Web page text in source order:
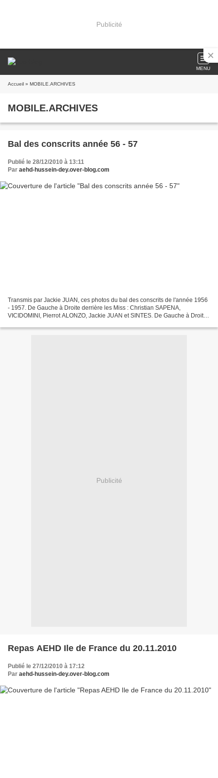
Publicité
MENU
Accueil » MOBILE.ARCHIVES
MOBILE.ARCHIVES
Bal des conscrits année 56 - 57
Publié le 28/12/2010 à 13:11
Par aehd-hussein-dey.over-blog.com
Transmis par Jackie JUAN, ces photos du bal des conscrits de l'année 1956
- 1957. De Gauche à Droite derrière les Miss : Christian SAPENA,
VICIDOMINI, Pierrot ALONZO, Jackie JUAN et SINTES. De Gauche à Droite :
Publicité
Repas AEHD Ile de France du 20.11.2010
Publié le 27/12/2010 à 17:12
Par aehd-hussein-dey.over-blog.com